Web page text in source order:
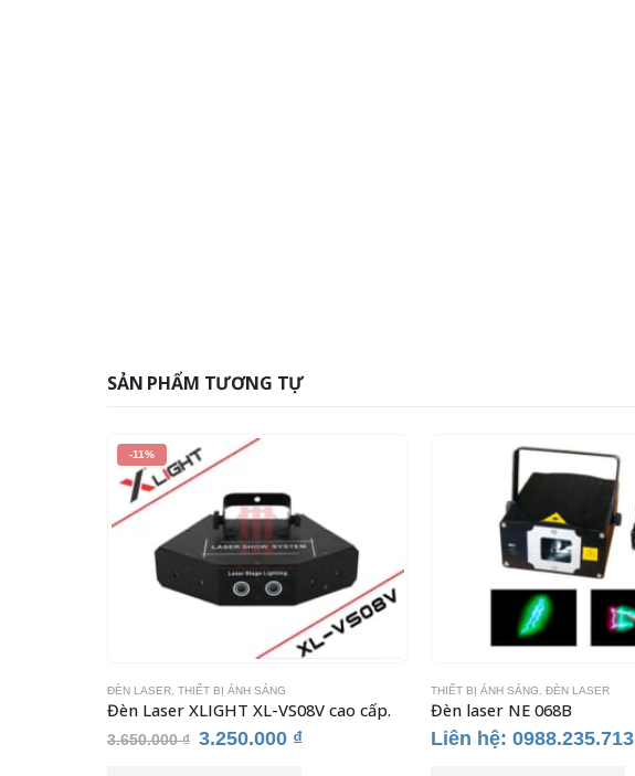
SẢN PHẨM TƯƠNG TỰ
-11%
ĐÈN LASER THIẾT BỊ ÁNH SÁNG
Đèn Laser XLIGHT XL-VS08V cao cấp.
3.650.000₫ Giá
3.250.000 ₫Giá
THIẾT BỊ ÁNH SÁNG ĐÈN LASER
Đèn laser NE 068B
Liên hệ: 0988.235.713